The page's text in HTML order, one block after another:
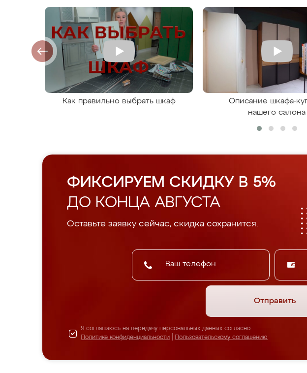
Как правильно выбрать шкаф
Описание шкафа-
нашего салона
ФИКСИРУЕМ СКИДКУ В 5%
ДО КОНЦА АВГУСТА
Оставьте заявку сейчас, скидка сохранится.
Отправить
Я соглашаюсь на передачу персональных данных согласно
Политике конфиденциальности
Пользовательскому соглашению